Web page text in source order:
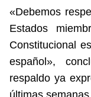
«Debemos
Estados
Constitucional
español»,
respaldo ya
últimas semanas.